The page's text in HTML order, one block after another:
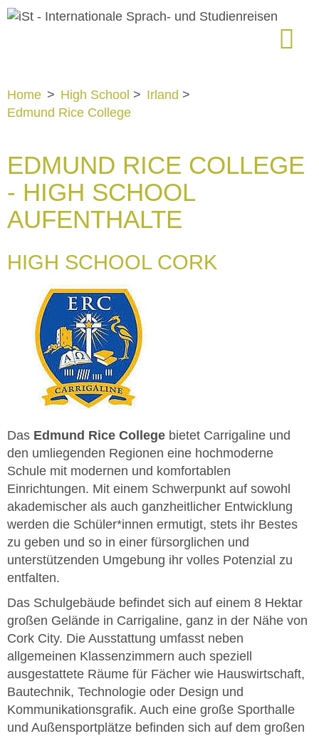
Home > High School > Irland >
Edmund Rice College
EDMUND RICE COLLEGE
- HIGH SCHOOL
AUFENTHALTE
HIGH SCHOOL CORK
Das Edmund Rice College bietet Carrigaline und
den umliegenden Regionen eine hochmoderne
Schule mit modernen und komfortablen
Einrichtungen. Mit einem Schwerpunkt auf sowohl
akademischer als auch ganzheitlicher Entwicklung
werden die Schüler*innen ermutigt, stets ihr Bestes
zu geben und so in einer fürsorglichen und
unterstützenden Umgebung ihr volles Potenzial zu
entfalten.
Das Schulgebäude befindet sich auf einem 8 Hektar
großen Gelände in Carrigaline, ganz in der Nähe von
Cork City. Die Ausstattung umfasst neben
allgemeinen Klassenzimmern auch speziell
ausgestattete Räume für Fächer wie Hauswirtschaft,
Bautechnik, Technologie oder Design und
Kommunikationsgrafik. Auch eine große Sporthalle
und Außensportplätze befinden sich auf dem großen